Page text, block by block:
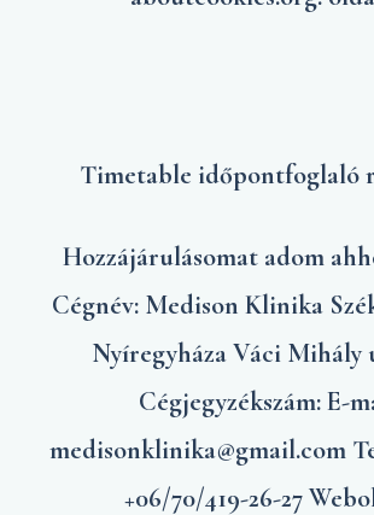
Timetable időpontfoglaló
Hozzájárulásomat adom
Cégnév: Medison Klinika
Nyíregyháza Váci Mihály
Cégjegyzékszám: E-
medisonklinika@gmail.com
+06/70/419-26-27